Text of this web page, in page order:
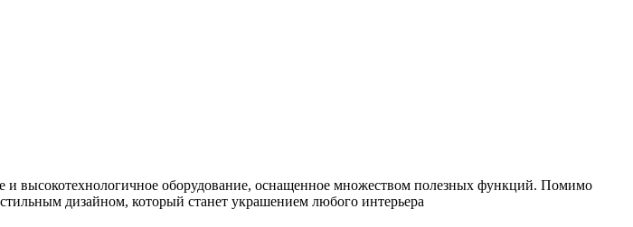
высокотехнологичное оборудование, оснащенное множеством полезных функций. Помимо
дизайном, который станет украшением любого интерьера